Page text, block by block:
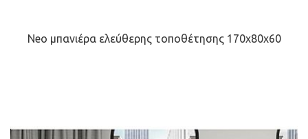
Neo μπανιέρα ελεύθερης τοποθέτησης 170x80x60